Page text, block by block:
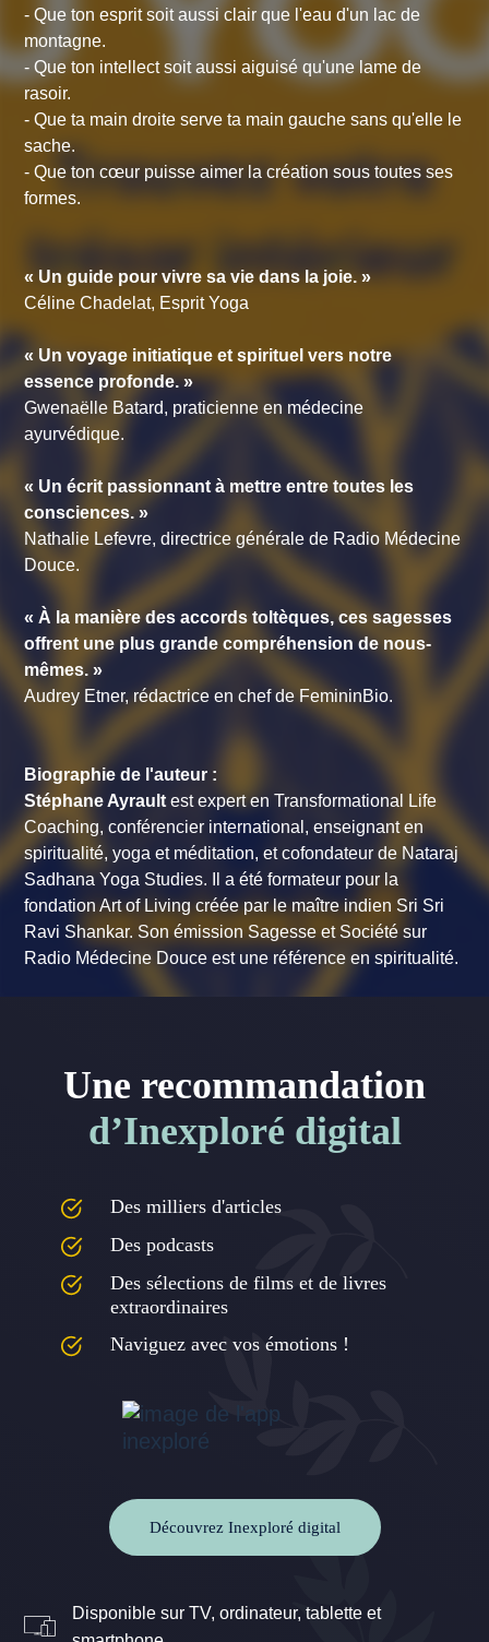
- Que ton esprit soit aussi clair que l'eau d'un lac de
montagne.
- Que ton intellect soit aussi aiguisé qu'une lame de
rasoir.
- Que ta main droite serve ta main gauche sans qu'elle le
sache.
- Que ton cœur puisse aimer la création sous toutes ses
formes.
« Un guide pour vivre sa vie dans la joie. »
Céline Chadelat, Esprit Yoga
« Un voyage initiatique et spirituel vers notre
essence profonde. »
Gwenaëlle Batard, praticienne en médecine
ayurvédique.
« Un écrit passionnant à mettre entre toutes les
consciences. »
Nathalie Lefevre, directrice générale de Radio Médecine
Douce.
« À la manière des accords toltèques, ces sagesses
offrent une plus grande compréhension de nous-
mêmes. »
Audrey Etner, rédactrice en chef de FemininBio.
Biographie de l'auteur :
Stéphane Ayrault est expert en Transformational Life
Coaching, conférencier international, enseignant en
spiritualité, yoga et méditation, et cofondateur de Nataraj
Sadhana Yoga Studies. Il a été formateur pour la
fondation Art of Living créée par le maître indien Sri Sri
Ravi Shankar. Son émission Sagesse et Société sur
Radio Médecine Douce est une référence en spiritualité.
Une recommandation
d’Inexploré digital
Des milliers d'articles
Des podcasts
Des sélections de films et de livres
extraordinaires
Naviguez avec vos émotions !
Découvrez Inexploré digital
Disponible sur TV, ordinateur, tablette et